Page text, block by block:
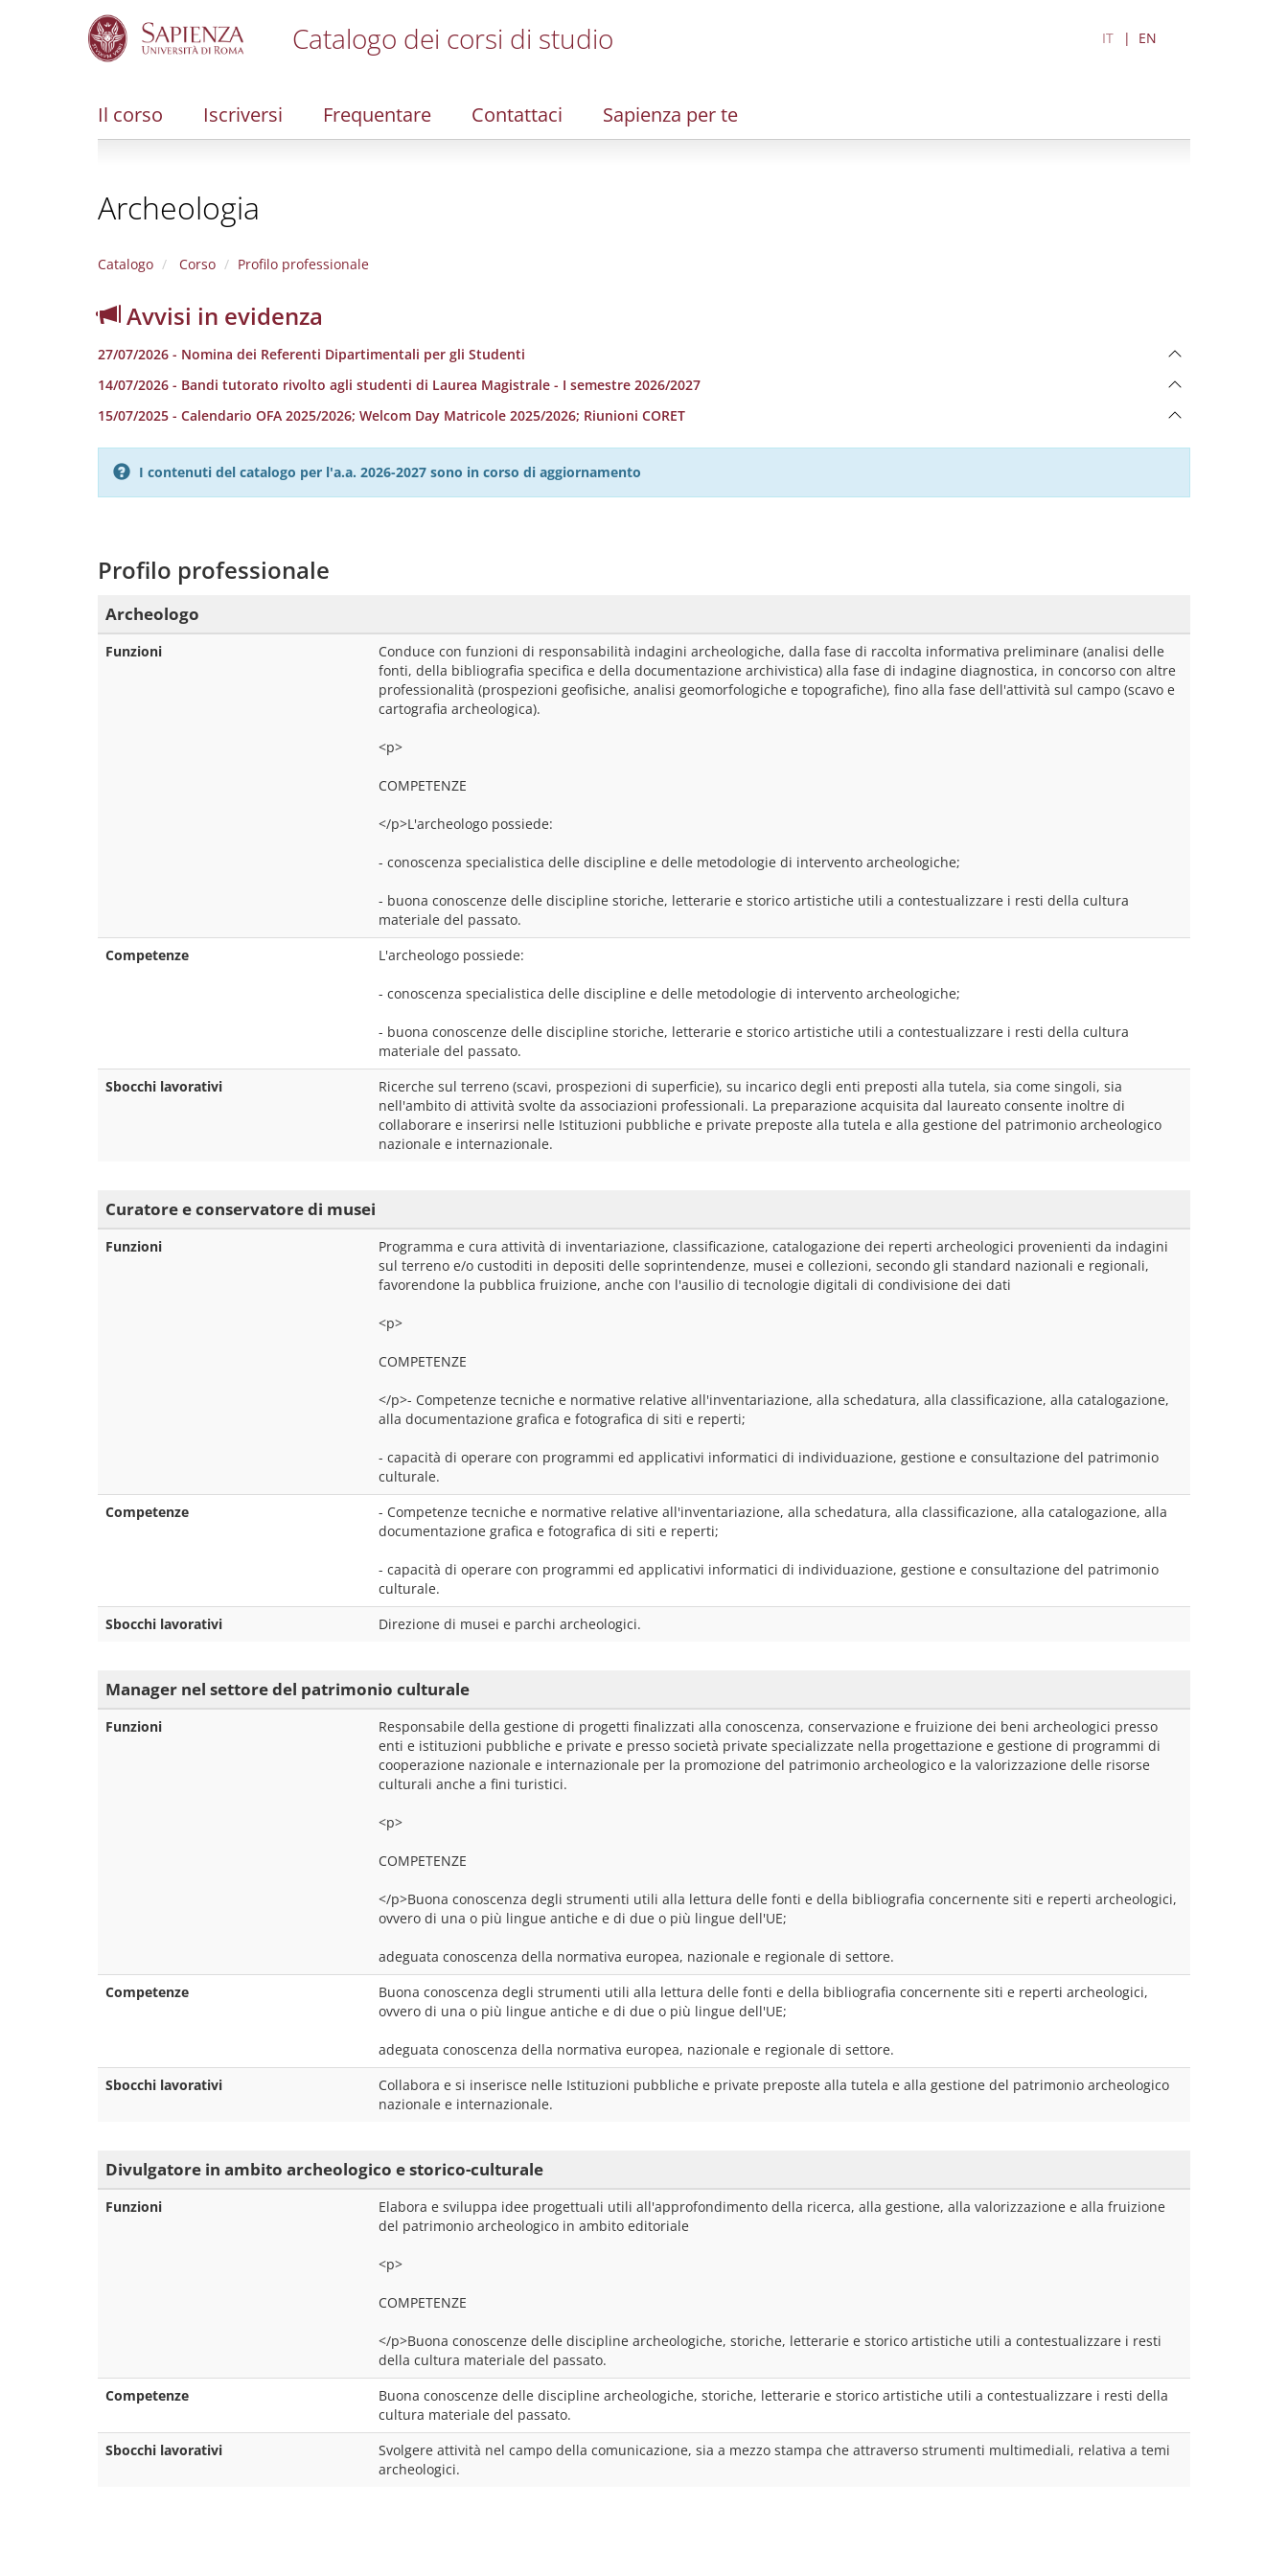
Catalogo dei corsi di studio IT EN
Il corso Iscriversi Frequentare Contattaci Sapienza per te
Archeologia
Catalogo Corso Profilo professionale
Avvisi in evidenza
27/07/2026 - Nomina dei Referenti Dipartimentali per gli Studenti
14/07/2026 - Bandi tutorato rivolto agli studenti di Laurea Magistrale - I semestre 2026/2027
15/07/2025 - Calendario OFA 2025/2026; Welcom Day Matricole 2025/2026; Riunioni CORET
I contenuti del catalogo per l'a.a. 2026-2027 sono in corso di aggiornamento
Profilo professionale
Archeologo
Funzioni
Conduce con funzioni di responsabilità indagini archeologiche, dalla fase di raccolta informativa preliminare (analisi delle
fonti, della bibliografia specifica e della documentazione archivistica) alla fase di indagine diagnostica, in concorso con altre
professionalità (prospezioni geofisiche, analisi geomorfologiche e topografiche), fino alla fase dell'attività sul campo (scavo e
cartografia archeologica).
<p>
COMPETENZE
</p>L'archeologo possiede:
- conoscenza specialistica delle discipline e delle metodologie di intervento archeologiche;
- buona conoscenze delle discipline storiche, letterarie e storico artistiche utili a contestualizzare i resti della cultura
materiale del passato.
Competenze
L'archeologo possiede:
- conoscenza specialistica delle discipline e delle metodologie di intervento archeologiche;
- buona conoscenze delle discipline storiche, letterarie e storico artistiche utili a contestualizzare i resti della cultura
materiale del passato.
Sbocchi lavorativi
Ricerche sul terreno (scavi, prospezioni di superficie), su incarico degli enti preposti alla tutela, sia come singoli, sia
nell'ambito di attività svolte da associazioni professionali. La preparazione acquisita dal laureato consente inoltre di
collaborare e inserirsi nelle Istituzioni pubbliche e private preposte alla tutela e alla gestione del patrimonio archeologico
nazionale e internazionale.
Curatore e conservatore di musei
Funzioni
Programma e cura attività di inventariazione, classificazione, catalogazione dei reperti archeologici provenienti da indagini
sul terreno e/o custoditi in depositi delle soprintendenze, musei e collezioni, secondo gli standard nazionali e regionali,
favorendone la pubblica fruizione, anche con l'ausilio di tecnologie digitali di condivisione dei dati
<p>
COMPETENZE
</p>- Competenze tecniche e normative relative all'inventariazione, alla schedatura, alla classificazione, alla catalogazione,
alla documentazione grafica e fotografica di siti e reperti;
- capacità di operare con programmi ed applicativi informatici di individuazione, gestione e consultazione del patrimonio
culturale.
Competenze
- Competenze tecniche e normative relative all'inventariazione, alla schedatura, alla classificazione, alla catalogazione, alla
documentazione grafica e fotografica di siti e reperti;
- capacità di operare con programmi ed applicativi informatici di individuazione, gestione e consultazione del patrimonio
culturale.
Sbocchi lavorativi
Direzione di musei e parchi archeologici.
Manager nel settore del patrimonio culturale
Funzioni
Responsabile della gestione di progetti finalizzati alla conoscenza, conservazione e fruizione dei beni archeologici presso
enti e istituzioni pubbliche e private e presso società private specializzate nella progettazione e gestione di programmi di
cooperazione nazionale e internazionale per la promozione del patrimonio archeologico e la valorizzazione delle risorse
culturali anche a fini turistici.
<p>
COMPETENZE
</p>Buona conoscenza degli strumenti utili alla lettura delle fonti e della bibliografia concernente siti e reperti archeologici,
ovvero di una o più lingue antiche e di due o più lingue dell'UE;
adeguata conoscenza della normativa europea, nazionale e regionale di settore.
Competenze
Buona conoscenza degli strumenti utili alla lettura delle fonti e della bibliografia concernente siti e reperti archeologici,
ovvero di una o più lingue antiche e di due o più lingue dell'UE;
adeguata conoscenza della normativa europea, nazionale e regionale di settore.
Sbocchi lavorativi
Collabora e si inserisce nelle Istituzioni pubbliche e private preposte alla tutela e alla gestione del patrimonio archeologico
nazionale e internazionale.
Divulgatore in ambito archeologico e storico-culturale
Funzioni
Elabora e sviluppa idee progettuali utili all'approfondimento della ricerca, alla gestione, alla valorizzazione e alla fruizione
del patrimonio archeologico in ambito editoriale
<p>
COMPETENZE
</p>Buona conoscenze delle discipline archeologiche, storiche, letterarie e storico artistiche utili a contestualizzare i resti
della cultura materiale del passato.
Competenze
Buona conoscenze delle discipline archeologiche, storiche, letterarie e storico artistiche utili a contestualizzare i resti della
cultura materiale del passato.
Sbocchi lavorativi
Svolgere attività nel campo della comunicazione, sia a mezzo stampa che attraverso strumenti multimediali, relativa a temi
archeologici.